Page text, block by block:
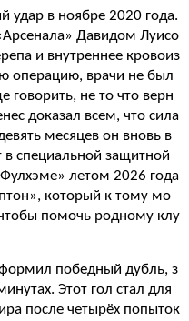
удар в ноябре 2020 года.
Давидом Луисо
и внутреннее кровоиз
операцию, врачи не был
не то что верн
доказал всем, что сила
месяцев он вновь в
в специальной защитной
летом 2026 года
который к тому мо
помочь родному клу
победный дубль, з
Этот гол стал для
после четырёх попыток